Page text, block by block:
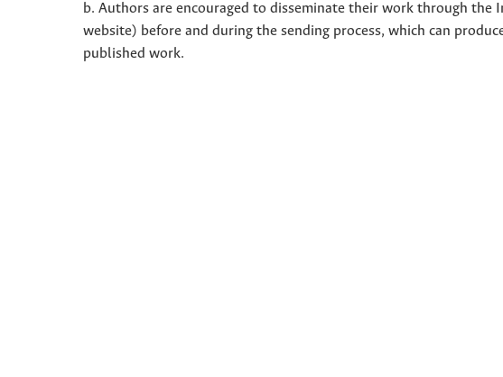
b. Authors are encouraged to disseminate their work through
website) before and during the sending process, which can
published work.